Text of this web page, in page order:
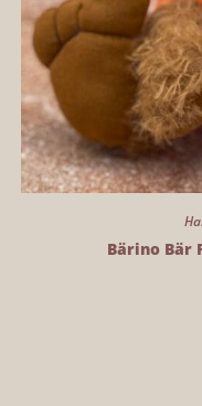
Bärino Bär